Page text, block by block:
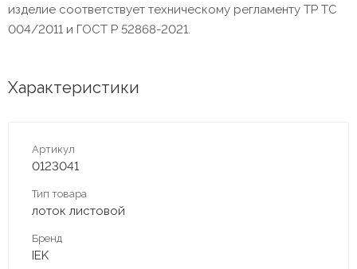
изделие соответствует техническому регламенту ТР ТС
004/2011 и ГОСТ Р 52868-2021.
Характеристики
Артикул
0123041
Тип товара
лоток листовой
Бренд
IEK